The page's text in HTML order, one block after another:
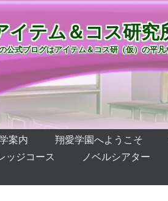
イテム＆コス研究
公式ブログはアイテム＆コス研（仮）の平
へ移動
案内 翔愛学園へようこそ
ッジコース
ノベルシアター